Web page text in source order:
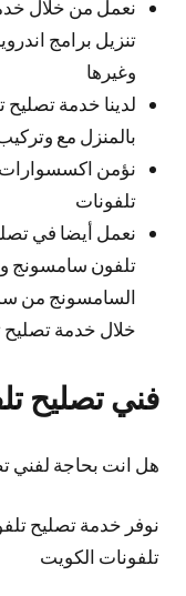
نعمل من خلال
تنزيل برامج
وغيرها
لدينا خدمة تصليح
بالمنزل مع
نؤمن
تلفونات
نعمل أيضا في
تلفون سامسونج
السامسونج من
خلال خدمة تصليح
فني تصليح
هل انت بحاجة لفني
نوفر خدمة تصليح
تلفونات الكويت